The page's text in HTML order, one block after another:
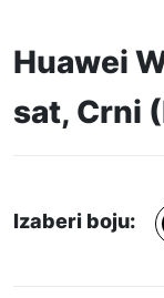
Huawei
sat, Crni
Izaberi boju: